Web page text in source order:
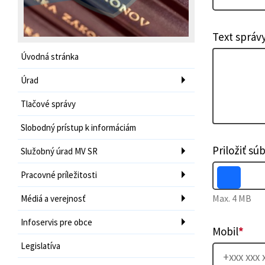
Úvodná stránka
Úrad
Tlačové správy
Slobodný prístup k informáciám
Služobný úrad MV SR
Pracovné príležitosti
Médiá a verejnosť
Infoservis pre obce
Legislatíva
Text
Priložiť
Max. 4 MB
Mobil*